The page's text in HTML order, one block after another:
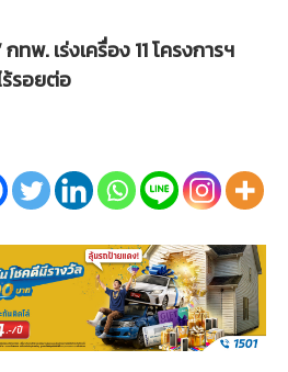
พ. เร่งเครื่อง 11 โครงการฯ
ร้รอยต่อ